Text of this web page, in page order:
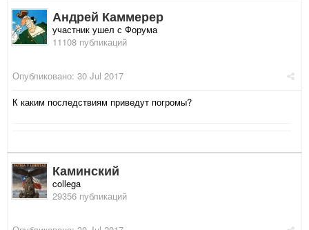
Андрей Каммерер
участник ушел с Форума
11108 публикаций
Опубликовано: 30 Jul 2017
К каким последствиям приведут погромы?
Каминский
collega
29356 публикаций